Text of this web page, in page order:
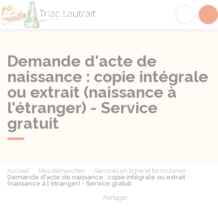
Demande d'acte de
naissance : copie intégrale
ou extrait (naissance à
l'étranger) - Service
gratuit
Accueil Mes démarches
Services en ligne et formulaires
Demande d'acte de naissance : copie intégrale ou extrait
(naissance à l'étranger) - Service gratuit
Partager